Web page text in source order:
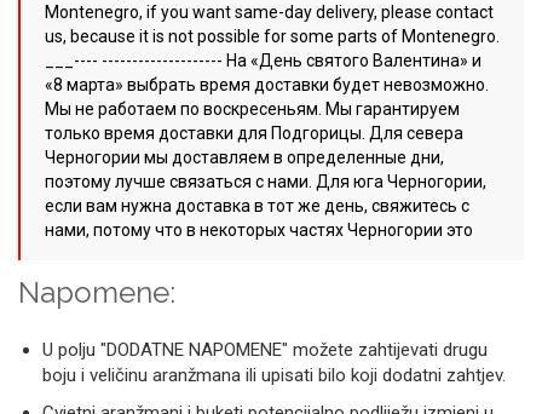
Montenegro, if you want same-day delivery, please contact
us, because it is not possible for some parts of Montenegro.
___---- -------------------- На «День святого Валентина» и
«8 марта» выбрать время доставки будет невозможно.
Мы не работаем по воскресеньям. Мы гарантируем
только время доставки для Подгорицы. Для севера
Черногории мы доставляем в определенные дни,
поэтому лучше связаться с нами. Для юга Черногории,
если вам нужна доставка в тот же день, свяжитесь с
нами, потому что в некоторых частях Черногории это
Napomene:
U polju "DODATNE NAPOMENE" možete zahtijevati drugu
boju i veličinu aranžmana ili upisati bilo koji dodatni zahtjev.